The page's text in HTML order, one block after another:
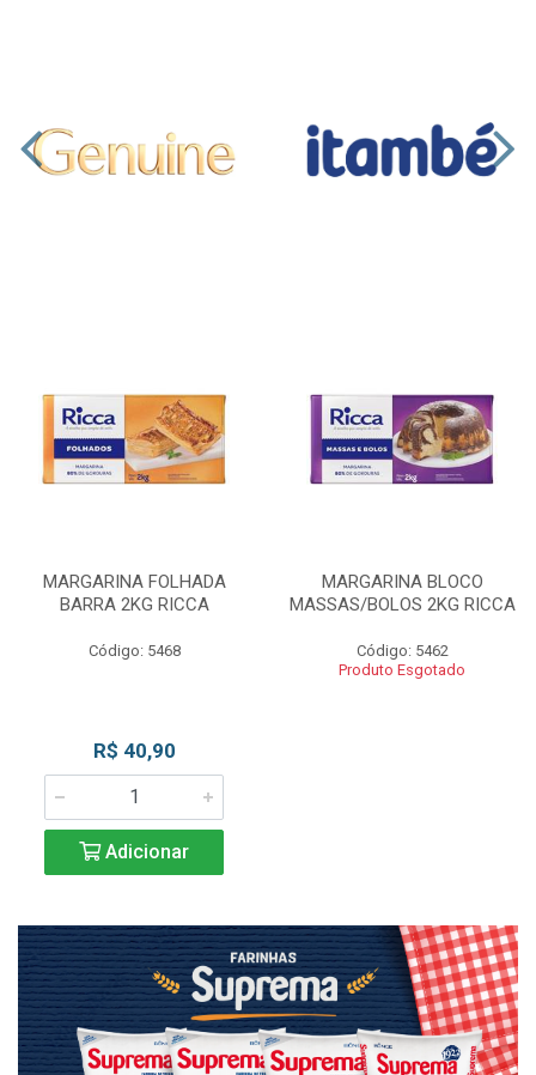
MARGARINA FOLHADA
BARRA 2KG RICCA
Código: 5468
R$ 40,90
Adicionar
MARGARINA BLOCO
MASSAS/BOLOS 2KG RICCA
Código: 5462
Produto Esgotado